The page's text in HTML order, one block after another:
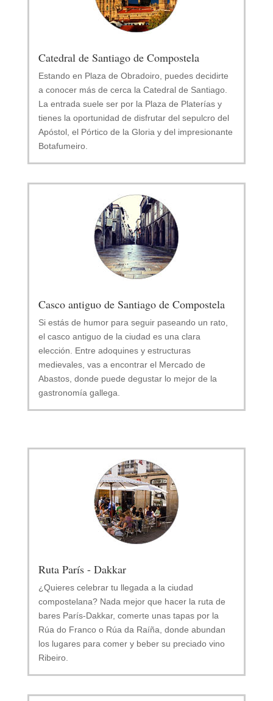
Catedral de Santiago de Compostela
Estando en Plaza de Obradoiro, puedes decidirte
a conocer más de cerca la Catedral de Santiago.
La entrada suele ser por la Plaza de Platerías y
tienes la oportunidad de disfrutar del sepulcro del
Apóstol, el Pórtico de la Gloria y del impresionante
Botafumeiro.
Casco antiguo de Santiago de Compostela
Si estás de humor para seguir paseando un rato,
el casco antiguo de la ciudad es una clara
elección. Entre adoquines y estructuras
medievales, vas a encontrar el Mercado de
Abastos, donde puede degustar lo mejor de la
gastronomía gallega.
Ruta París - Dakkar
¿Quieres celebrar tu llegada a la ciudad
compostelana? Nada mejor que hacer la ruta de
bares París-Dakkar, comerte unas tapas por la
Rúa do Franco o Rúa da Raíña, donde abundan
los lugares para comer y beber su preciado vino
Ribeiro.